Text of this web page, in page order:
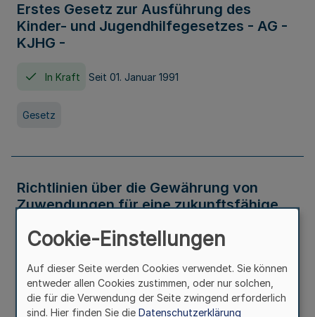
Erstes Gesetz zur Ausführung des
Kinder- und Jugendhilfegesetzes - AG -
KJHG -
In Kraft Seit 01. Januar 1991
Gesetz
Richtlinien über die Gewährung von
Zuwendungen für eine zukunftsfähige
Nordrhein-Westfalen
In Kraft
Verwaltungsvorschrift
Cookie-Einstellungen
Auf dieser Seite werden Cookies verwendet. Sie können
entweder allen Cookies zustimmen, oder nur solchen,
die für die Verwendung der Seite zwingend erforderlich
sind. Hier finden Sie die Datenschutzerklärung